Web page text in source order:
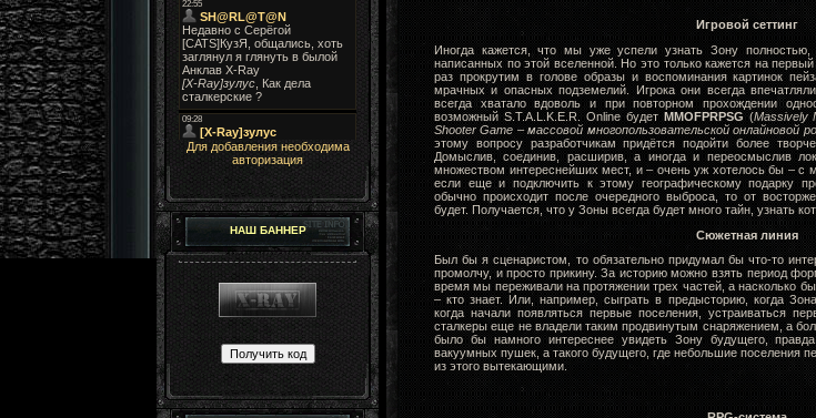
Для добавления необходима
авторизация
НАШ БАННЕР
Игровой сеттинг
Иногда кажется, что мы уже успели узнать Зону
написанных по этой вселенной. Но это только кажется на
раз прокрутим в голове образы и воспоминания картинок
мрачных и опасных подземелий. Игрока они всегда
всегда хватало вдоволь и при повторном прохождении
возможный S.T.A.L.K.E.R. Online будет MMOFPRPSG (Massively
Shooter Game – массовой многопользовательской онлайновой
этому вопросу разработчикам придётся подойти более
Домыслив, соединив, расширив, а иногда и переосмыслив
множеством интереснейших мест, и – очень уж хотелось бы – с
если еще и подключить к этому географическому подарку
обычно происходит после очередного выброса, то от
будет. Получается, что у Зоны всегда будет много тайн, узнать
Сюжетная линия
Был бы я сценаристом, то обязательно придумал бы что-то
промолчу, и просто прикину. За историю можно взять период
время мы переживали на протяжении трех частей, а насколько
– кто знает. Или, например, сыграть в предысторию, когда
когда начали появляться первые поселения, устраиваться
сталкеры еще не владели таким продвинутым снаряжением, а
было бы намного интереснее увидеть Зону будущего,
вакуумных пушек, а такого будущего, где небольшие поселения
из этого вытекающими.